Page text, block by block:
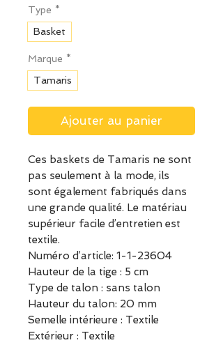
Type *
Basket
Marque *
Tamaris
Ajouter au panier
Ces baskets de Tamaris ne sont
pas seulement à la mode, ils
sont également fabriqués dans
une grande qualité. Le matériau
supérieur facile d’entretien est
textile.
Numéro d’article: 1-1-23604
Hauteur de la tige : 5 cm
Type de talon : sans talon
Hauteur du talon: 20 mm
Semelle intérieure : Textile
Extérieur : Textile